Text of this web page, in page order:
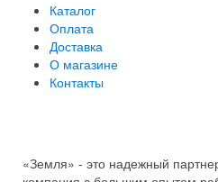
Каталог
Оплата
Доставка
О магазине
Контакты
«Земля» - это надежный